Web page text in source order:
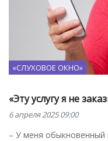
«СЛУХОВОЕ ОКНО»
«Эту услугу я не
6 апреля 2025 09:00
– У меня обыкновенный